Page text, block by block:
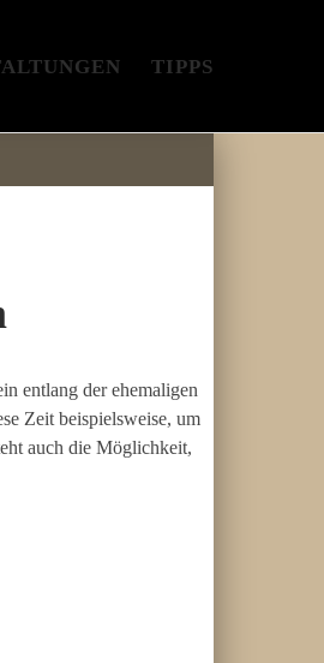
TIPPS
entlang der ehemaligen
Zeit beispielsweise, um
auch die Möglichkeit,